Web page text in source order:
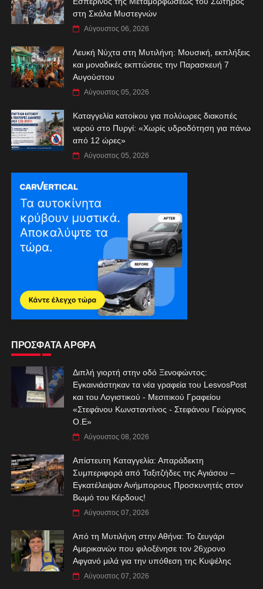
στη Σκάλα Μυστεγνών
Αύγουστος 06, 2026
Λευκή Νύχτα στη Μυτιλήνη: Μουσική, εκπλήξεις
και μοναδικές εκπτώσεις την Παρασκευή 7
Αυγούστου
Αύγουστος 05, 2026
Καταγγελία κατοίκου για πολύωρες διακοπές
νερού στο Πυργί: «Χωρίς υδροδότηση για πάνω
από 12 ώρες»
Αύγουστος 05, 2026
ΠΡΟΣΦΑΤΑ ΑΡΘΡΑ
Διπλή γιορτή στην οδό Ξενοφώντος:
Εγκαινιάστηκαν τα νέα γραφεία του LesvosPost
και του Λογιστικού - Μεσιτικού Γραφείου
«Στεφάνου Κωνσταντίνος - Στεφάνου Γεώργιος
Ο.Ε»
Αύγουστος 08, 2026
Απίστευτη Καταγγελία: Απαράδεκτη
Συμπεριφορά από Ταξιτζήδες της Αγιάσου –
Εγκατέλειψαν Ανήμπορους Προσκυνητές στον
Βωμό του Κέρδους!
Αύγουστος 07, 2026
Από τη Μυτιλήνη στην Αθήνα: Το ζευγάρι
Αμερικανών που φιλοξένησε τον 26χρονο
Αφγανό μιλά για την υπόθεση της Κυψέλης
Αύγουστος 07, 2026